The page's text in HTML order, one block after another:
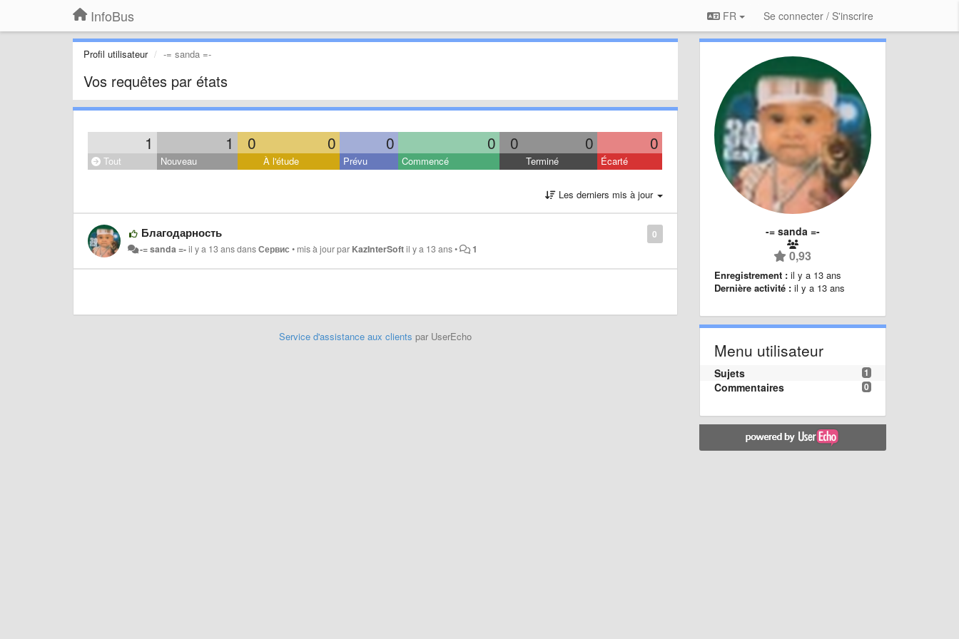
InfoBus FR Se connecter / S'inscrire
Profil utilisateur -= sanda =-
Vos requêtes par états
1 1 0 0 0 0 0 0 0
Tout Nouveau À l'étude Prévu Commencé Terminé Écarté
Les derniers mis à jour
0
Благодарность
-= sanda =-il y a 13 ansdansСервис • mis à jour par KazInterSoftil y a 13 ans• 1
Service d'assistance aux clients par UserEcho
-= sanda =-
0,93
Enregistrement : il y a 13 ans
Dernière activité : il y a 13 ans
Menu utilisateur
1
Sujets
0
Commentaires